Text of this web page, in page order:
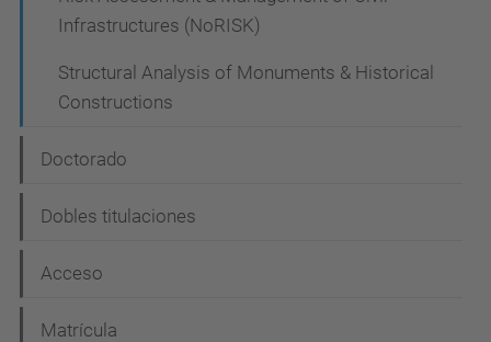
Infrastructures (NoRISK)
Structural Analysis of Monuments & Historical
Constructions
Doctorado
Dobles titulaciones
Acceso
Matrícula